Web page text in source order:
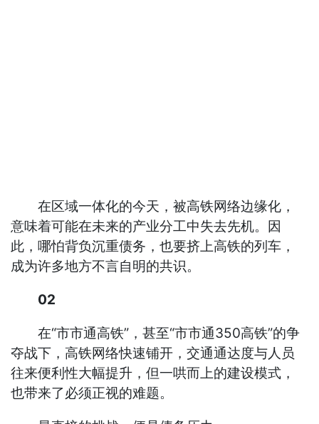
在区域一体化的今天，被高铁网络边缘化，
意味着可能在未来的产业分工中失去先机。因
此，哪怕背负沉重债务，也要挤上高铁的列车，
成为许多地方不言自明的共识。
02
在“市市通高铁”，甚至“市市通350高铁”的争
夺战下，高铁网络快速铺开，交通通达度与人员
往来便利性大幅提升，但一哄而上的建设模式，
也带来了必须正视的难题。